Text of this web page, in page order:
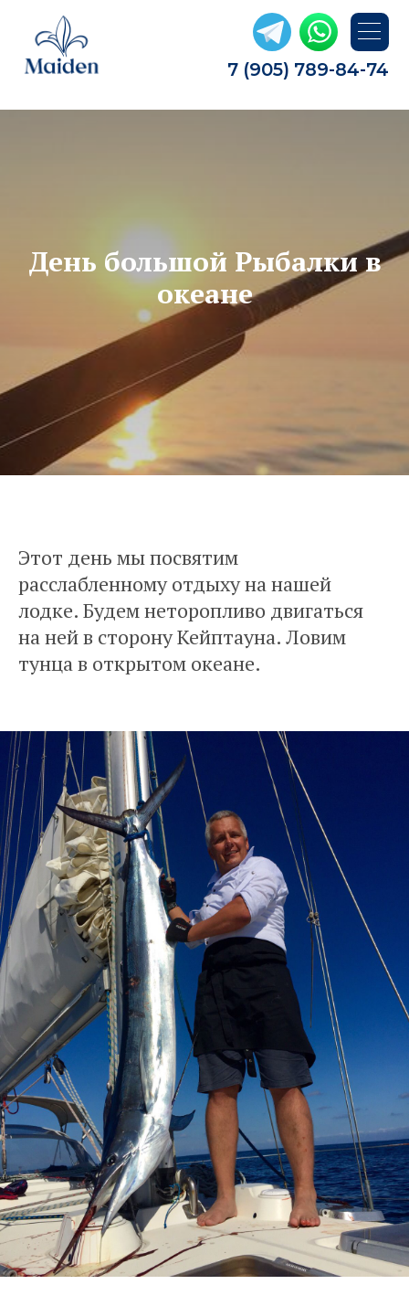
7 (905) 789-84-74
День большой Рыбалки в
океане
Этот день мы посвятим
расслабленному отдыху на нашей
лодке. Будем неторопливо двигаться
на ней в сторону Кейптауна. Ловим
тунца в открытом океане.